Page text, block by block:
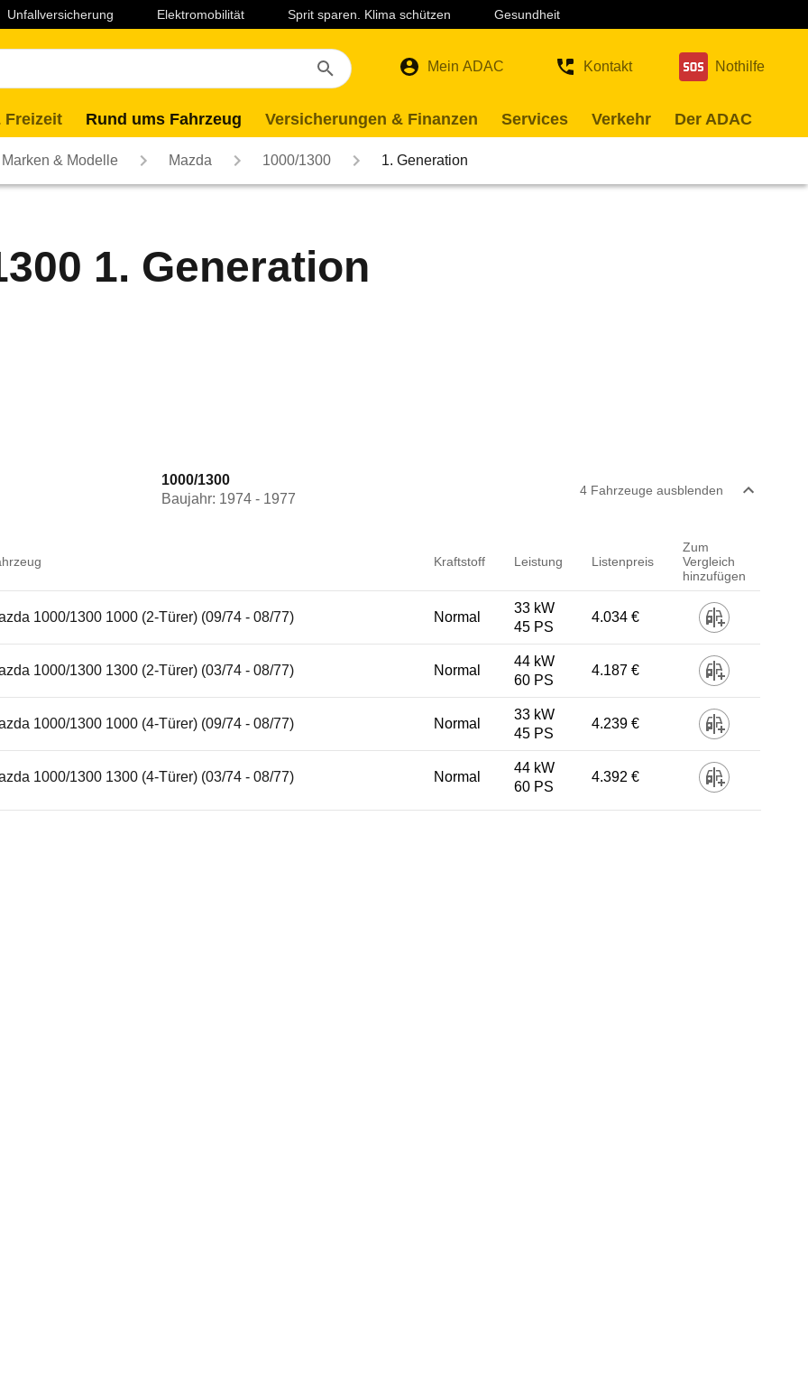
Unfallversicherung Elektromobilität Sprit sparen. Klima schützen Gesundheit
Mein ADAC Kontakt Nothilfe
Freizeit Rund ums Fahrzeug Versicherungen & Finanzen Services Verkehr Der ADAC
Marken & Modelle Mazda 1000/1300 1. Generation
1. Generation
1000/1300
Baujahr: 1974 - 1977
4Fahrzeuge ausblenden
Kraftstoff Leistung Listenpreis
Zum
Vergleich
hinzufügen
1000/1300 1000 (2-Türer) (09/74 - 08/77) Normal
33 kW
45 PS
4.034 €
1000/1300 1300 (2-Türer) (03/74 - 08/77) Normal
44 kW
60 PS
4.187 €
1000/1300 1000 (4-Türer) (09/74 - 08/77) Normal
33 kW
45 PS
4.239 €
1000/1300 1300 (4-Türer) (03/74 - 08/77) Normal
44 kW
60 PS
4.392 €